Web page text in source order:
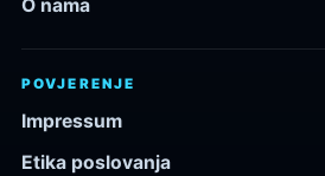
O nama
POVJERENJE
Impressum
Etika poslovanja